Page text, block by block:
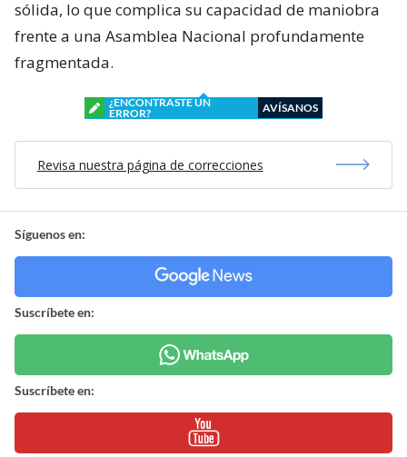
sólida, lo que complica su capacidad de maniobra
frente a una Asamblea Nacional profundamente
fragmentada.
¿ENCONTRASTE UN
ERROR?
AVÍSANOS
Revisa nuestra página de correcciones
Síguenos en:
Suscríbete en:
Suscríbete en: